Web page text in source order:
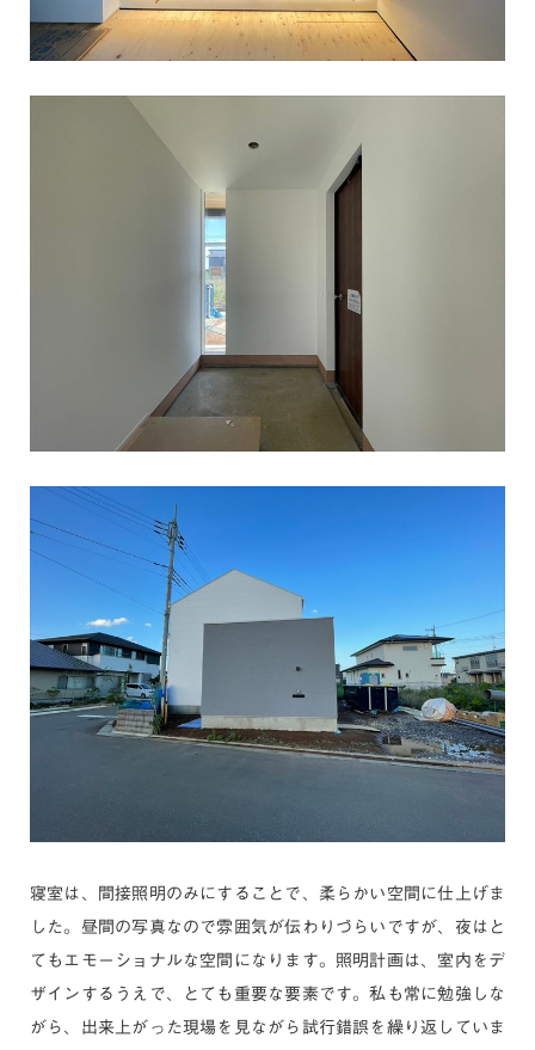
寝室は、間接照明のみにすることで、柔らかい空間に仕上げま
した。昼間の写真なので雰囲気が伝わりづらいですが、夜はと
てもエモーショナルな空間になります。照明計画は、室内をデ
ザインするうえで、とても重要な要素です。私も常に勉強しな
がら、出来上がった現場を見ながら試行錯誤を繰り返していま